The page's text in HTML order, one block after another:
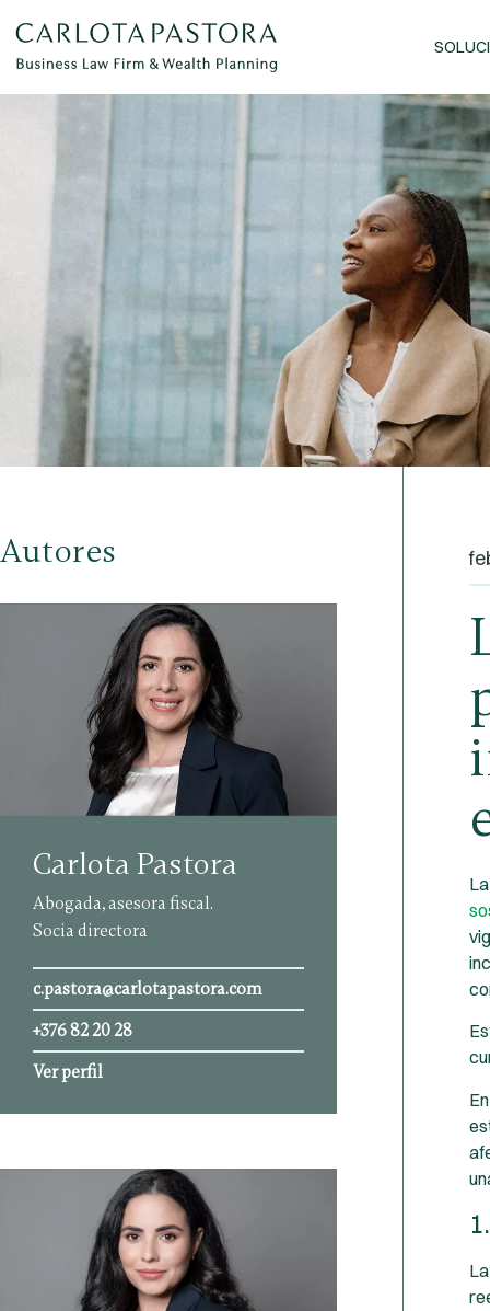
Autores
Carlota Pastora
Abogada, asesora fiscal.
Socia directora
c.pastora@carlotapastora.com
+376 82 20 28
Ver perfil